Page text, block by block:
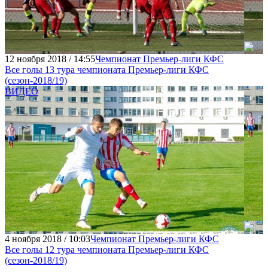
12 ноября 2018 / 14:55Чемпионат Премьер-лиги КФС
Все голы 13 тура чемпионата Премьер-лиги КФC
(сезон-2018/19)
ВИДЕО
4 ноября 2018 / 10:03Чемпионат Премьер-лиги КФС
Все голы 12 тура чемпионата Премьер-лиги КФC
(сезон-2018/19)